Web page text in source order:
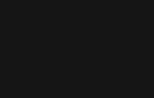
60 Min. Laufzeit